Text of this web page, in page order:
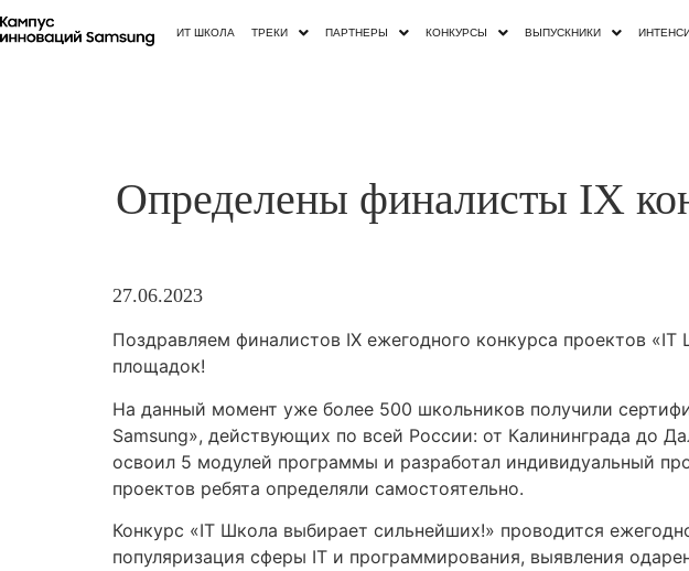
ИТ ШКОЛА ТРЕКИ ПАРТНЕРЫ КОНКУРСЫ ВЫПУСКНИКИ
Определены финалисты IX
27.06.2023
Поздравляем финалистов IX ежегодного конкурса проектов
площадок!
На данный момент уже более 500 школьников получили
Samsung», действующих по всей России: от Калининграда до
освоил 5 модулей программы и разработал индивидуальный
проектов ребята определяли самостоятельно.
Конкурс «IT Школа выбирает сильнейших!» проводится
популяризация сферы IT и программирования, выявления